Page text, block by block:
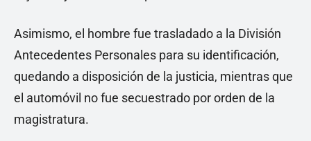
Asimismo, el hombre fue trasladado a la División
Antecedentes Personales para su identificación,
quedando a disposición de la justicia, mientras que
el automóvil no fue secuestrado por orden de la
magistratura.